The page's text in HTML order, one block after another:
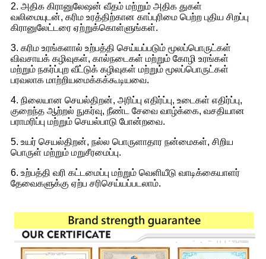
2. அதிக கிரானுலேஷன் வீதம் மற்றும் அதிக துகள்
வலிமையுடன், கரிம உரத்திற்கான காப்புரிமை பெற்ற புதிய சிறப்பு
கிரானுலேட்டரை ஏற்றுக்கொள்ளுங்கள்.
3. கரிம உரங்களால் உற்பத்தி செய்யப்படும் மூலப்பொருட்கள்
விவசாயக் கழிவுகள், கால்நடைகள் மற்றும் கோழி உரங்கள்
மற்றும் நகர்ப்புற வீட்டுக் கழிவுகள் மற்றும் மூலப்பொருட்கள்
பரவலாக மாற்றியமைக்கக்கூடியவை.
4. நிலையான செயல்திறன், அரிப்பு எதிர்ப்பு, உடைகள் எதிர்ப்பு,
குறைந்த ஆற்றல் நுகர்வு, நீண்ட சேவை வாழ்க்கை, வசதியான
பராமரிப்பு மற்றும் செயல்பாடு போன்றவை.
5. உயர் செயல்திறன், நல்ல பொருளாதார நன்மைகள், சிறிய
பொருள் மற்றும் மறுசீரமைப்பு.
6. உற்பத்தி வரி கட்டமைப்பு மற்றும் வெளியீடு வாடிக்கையாளர்
தேவைகளுக்கு ஏற்ப சரிசெய்யப்படலாம்.